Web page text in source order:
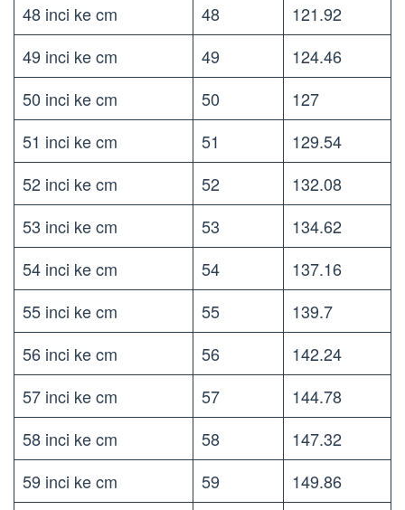
48 inci ke cm
48
121.92
49 inci ke cm
49
124.46
50 inci ke cm
50
127
51 inci ke cm
51
129.54
52 inci ke cm
52
132.08
53 inci ke cm
53
134.62
54 inci ke cm
54
137.16
55 inci ke cm
55
139.7
56 inci ke cm
56
142.24
57 inci ke cm
57
144.78
58 inci ke cm
58
147.32
59 inci ke cm
59
149.86